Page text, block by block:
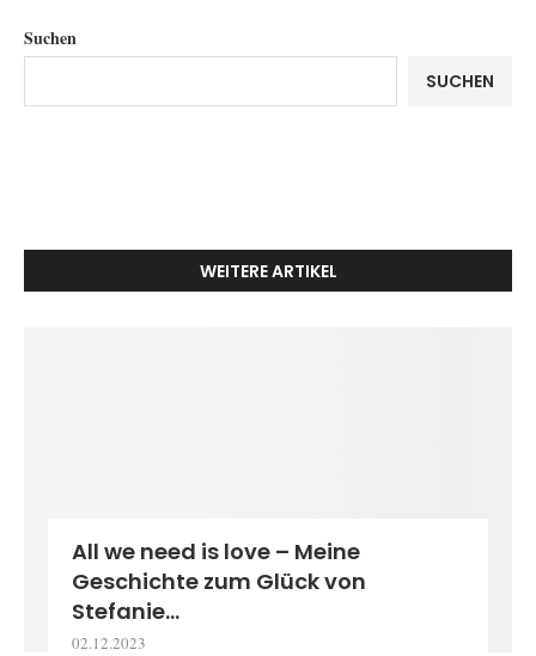
Suchen
SUCHEN
WEITERE ARTIKEL
All we need is love – Meine
Geschichte zum Glück von
Stefanie...
02.12.2023